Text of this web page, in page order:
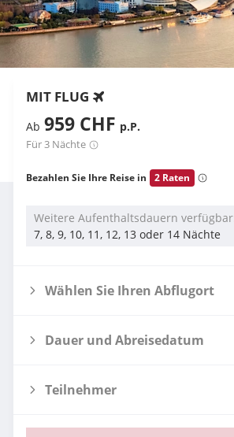
MIT FLUG
Ab 959 CHF p.P.
Für 3 Nächte
Bezahlen Sie Ihre Reise in 2 Raten
Weitere Aufenthaltsdauern verfügbar
7, 8, 9, 10, 11, 12, 13 oder 14 Nächte
Wählen Sie Ihren Abflugort
Dauer und Abreisedatum
Teilnehmer